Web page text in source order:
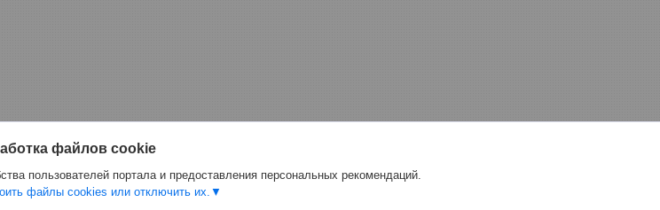
файлов cookie
пользователей портала и предоставления персональных рекомендаций.
файлы cookies или отключить их.